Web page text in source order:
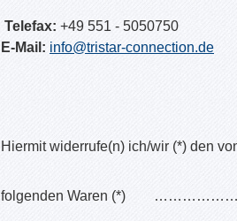
Telefax: +49 551 - 5050750
E-Mail: info@tristar-connection.de
Hiermit widerrufe(n) ich/wir (*) den
folgenden Waren (*)